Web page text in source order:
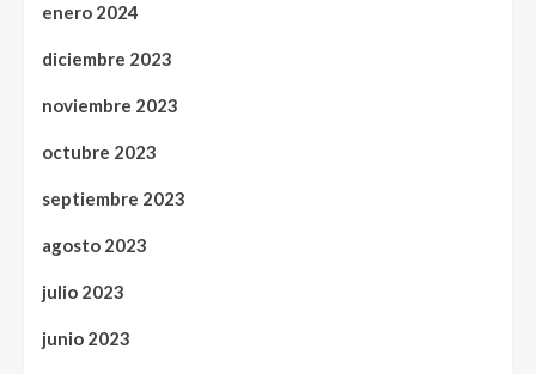
enero 2024
diciembre 2023
noviembre 2023
octubre 2023
septiembre 2023
agosto 2023
julio 2023
junio 2023